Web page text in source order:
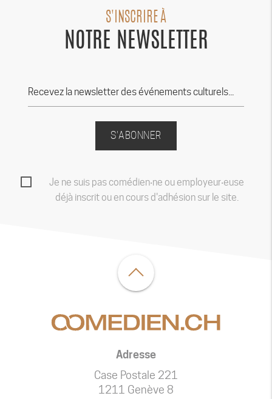
S'INSCRIRE À
NOTRE NEWSLETTER
S'ABONNER
Je ne suis pas comédien‧ne ou employeur‧euse
déjà inscrit ou en cours d'adhésion sur le site.
Adresse
Case Postale 221
1211 Genève 8